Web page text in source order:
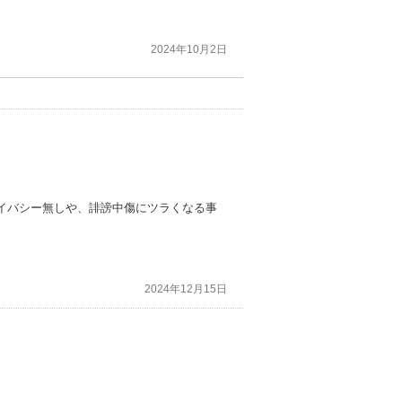
2024年10月2日
バシー無しや、誹謗中傷にツラくなる事
2024年12月15日